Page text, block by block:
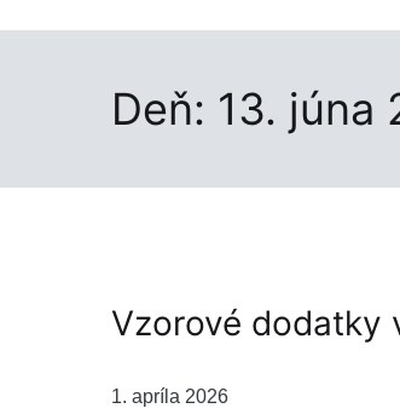
Deň: 13. júna
Vzorové dodatky
1. apríla 2026